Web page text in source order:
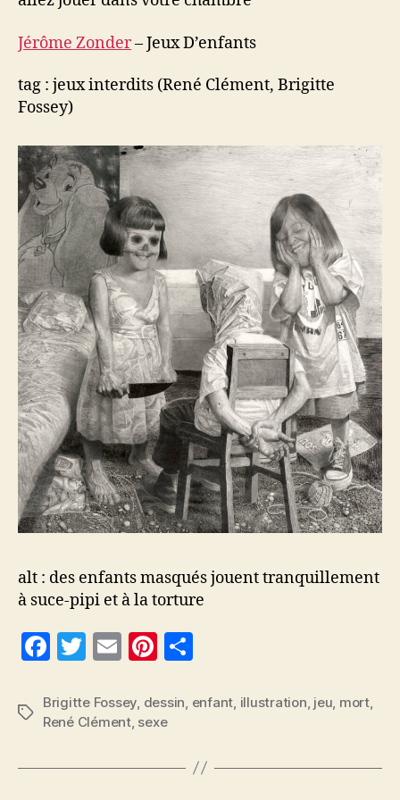
Jérôme Zonder– Jeux D’enfants
tag : jeux interdits (René Clément, Brigitte
Fossey)
alt : des enfants masqués jouent tranquillement
à suce-pipi et à la torture
F
c
e
b
T
itt
er
E
ai
l
Pi
er
es
t
rt
g
Étiquettes
Brigitte Fossey dessin enfant illustration jeu mort,
René Clément, sexe